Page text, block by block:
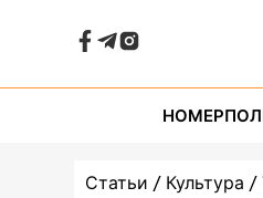
НОМЕР
Статьи Культура